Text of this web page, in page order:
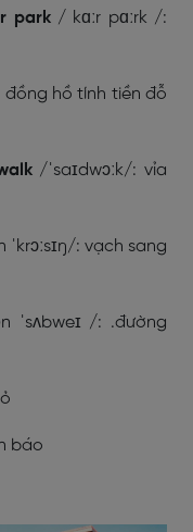
park/ kɑːr pɑːrk /:
đồng hồ tính tiền đỗ
/ˈsaɪdwɔːk/: vỉa
ˈkrɔːsɪŋ/: vạch sang
ˈsʌbweɪ /: .đường
báo